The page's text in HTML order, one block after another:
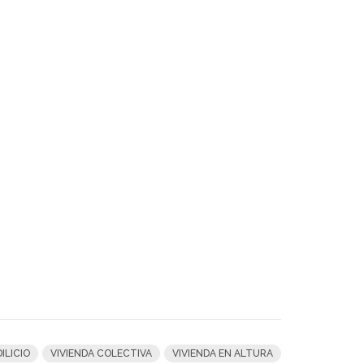
VIVIENDA COLECTIVA VIVIENDA EN ALTURA